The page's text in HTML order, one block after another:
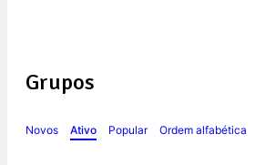
Grupos
Novos Ativo Popular Ordem alfabética